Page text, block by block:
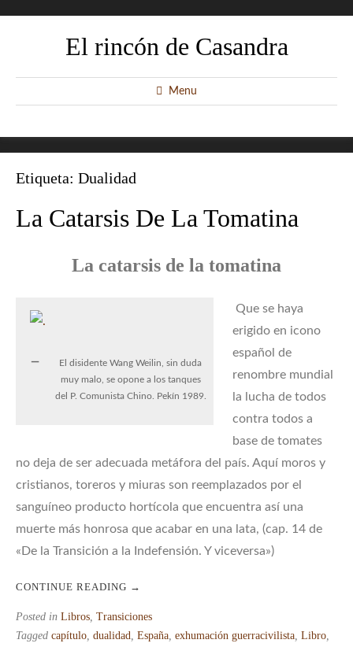
El rincón de Casandra
Menu
Etiqueta: Dualidad
La Catarsis De La Tomatina
La catarsis de la tomatina
El disidente Wang Weilin, sin duda
muy malo, se opone a los tanques
del P. Comunista Chino. Pekín 1989.
Que se haya
erigido en icono
español de
renombre mundial
la lucha de todos
contra todos a
base de tomates
no deja de ser adecuada metáfora del país. Aquí moros y
cristianos, toreros y miuras son reemplazados por el
sanguíneo producto hortícola que encuentra así una
muerte más honrosa que acabar en una lata, (cap. 14 de
«De la Transición a la Indefensión. Y viceversa»)
CONTINUE READING →
Posted in Libros Transiciones
Tagged capítulo dualidad España exhumación guerracivilista Libro